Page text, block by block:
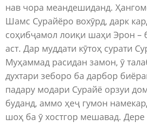
нав чора меандешиданд.
Шамс Сурайёро вохӯрд, дарк
соҳибҷамол лоиқи шаҳи Эрон –
аст. Дар муддати кӯтоҳ сурати
Муҳаммад расидан замон, ӯ
духтари зеборо ба дарбор
падару модари Сурайё орзуи
буданд, аммо ҳеҷ гумон
шоҳ ба ӯ хостгор мешавад. Дере